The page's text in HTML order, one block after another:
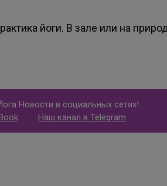
йоги. В зале или на
Новости в социальных сетях!
Наш канал в Telegram